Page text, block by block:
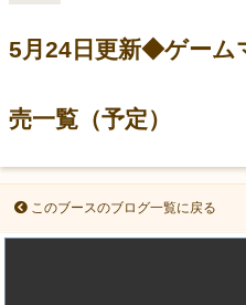
5月24日更新◆ゲーム
売一覧（予定）
このブースのブログ一覧に戻る